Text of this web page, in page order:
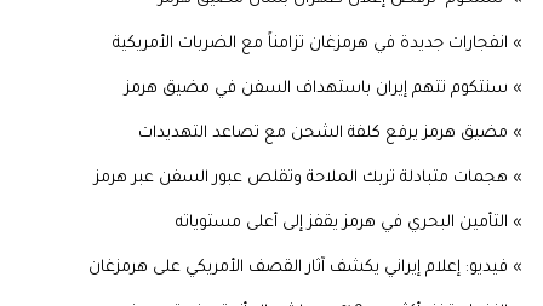
» انفجارات جديدة في هرمزغان تزامناً مع الضربات الأمريكية
» سنتكوم تتهم إيران باستهداف السفن في مضيق هرمز
» مضيق هرمز يرفع كلفة الشحن مع تصاعد التهديدات
» هجمات متبادلة تربك الملاحة وتقلص عبور السفن عبر هرمز
» التأمين البحري في هرمز يقفز إلى أعلى مستوياته
» فيديو: إعلام إيراني يكشف آثار القصف الأمريكي على هرمزغان